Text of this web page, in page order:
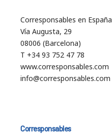
Corresponsables en España
Vía Augusta, 29
08006 (Barcelona)
T +34 93 752 47 78
www.corresponsables.com
info@corresponsables.com
Corresponsables